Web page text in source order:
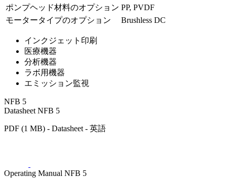
ポンプヘッド材料のオプション PP, PVDF
モータータイプのオプション
Brushless DC
インクジェット印刷
医療機器
分析機器
ラボ用機器
エミッション監視
NFB 5
Datasheet NFB 5
PDF (1 MB) - Datasheet - 英語
Operating Manual NFB 5